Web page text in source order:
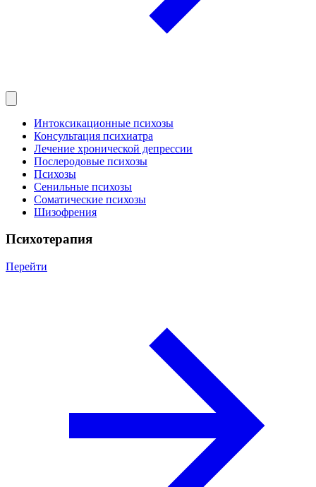
Интоксикационные психозы
Консультация психиатра
Лечение хронической депрессии
Послеродовые психозы
Психозы
Сенильные психозы
Соматические психозы
Шизофрения
Психотерапия
Перейти